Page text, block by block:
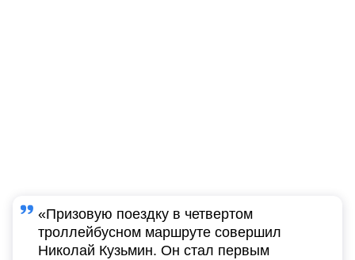
«Призовую поездку в четвертом
троллейбусном маршруте совершил
Николай Кузьмин. Он стал первым